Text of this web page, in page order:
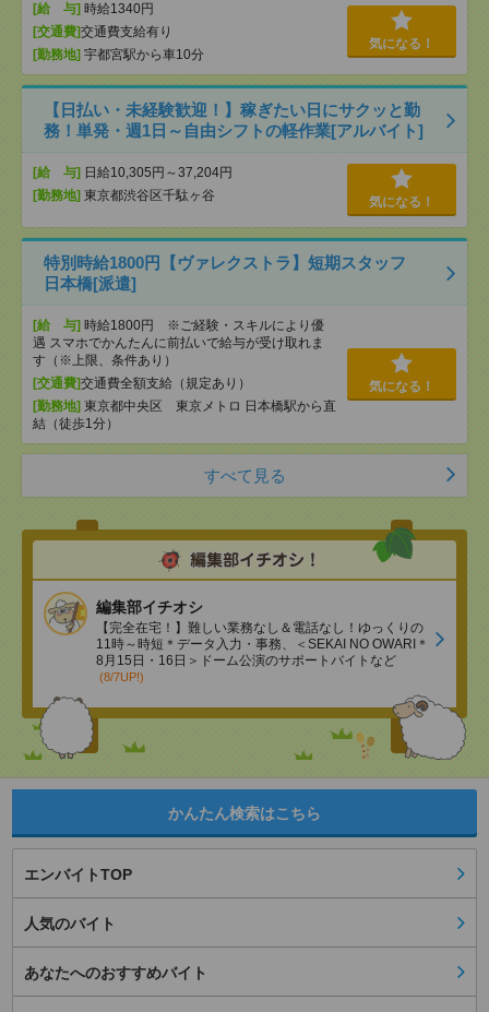
[給 与] 時給1340円
[交通費]交通費支給有り
[勤務地] 宇都宮駅から車10分
気になる！
【日払い・未経験歓迎！】稼ぎたい日にサクッと勤
務！単発・週1日～自由シフトの軽作業[アルバイト]
[給 与] 日給10,305円～37,204円
[勤務地] 東京都渋谷区千駄ヶ谷 気になる！
特別時給1800円【ヴァレクストラ】短期スタッフ
日本橋[派遣]
[給 与] 時給1800円 ※ご経験・スキルにより優
遇 スマホでかんたんに前払いで給与が受け取れま
す（※上限、条件あり）
[交通費]交通費全額支給（規定あり）
[勤務地] 東京都中央区 東京メトロ 日本橋駅から直
結（徒歩1分）
気になる！
すべて見る
編集部イチオシ
【完全在宅！】難しい業務なし＆電話なし！ゆっくりの
11時～時短＊データ入力・事務、＜SEKAI NO OWARI＊
8月15日・16日＞ドーム公演のサポートバイトなど
(8/7UP!)
かんたん検索はこちら
エンバイトTOP
人気のバイト
あなたへのおすすめバイト